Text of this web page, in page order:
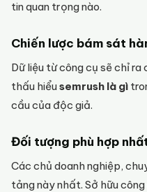
tin quan trọng nào.
Chiến lược bám sát
Dữ liệu từ công cụ sẽ chỉ
thấu hiểusemrush là gì
cầu của độc giả.
Đối tượng phù hợp
Các chủ doanh nghiệp,
tảng này nhất. Sở hữu